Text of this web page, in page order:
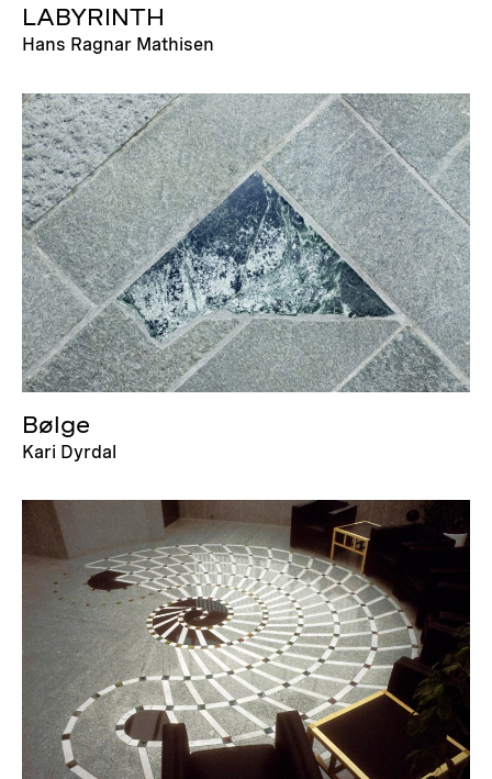
LABYRINTH
Hans Ragnar Mathisen
Bølge
Kari Dyrdal